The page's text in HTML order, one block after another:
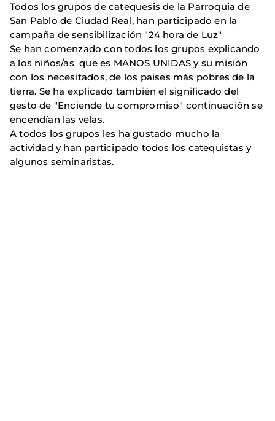
Todos los grupos de catequesis de la Parroquia de
San Pablo de Ciudad Real, han participado en la
campaña de sensibilización "24 hora de Luz"
Se han comenzado con todos los grupos explicando
a los niños/as que es MANOS UNIDAS y su misión
con los necesitados, de los paises más pobres de la
tierra. Se ha explicado también el significado del
gesto de "Enciende tu compromiso" continuación se
encendían las velas.
A todos los grupos les ha gustado mucho la
actividad y han participado todos los catequistas y
algunos seminaristas.